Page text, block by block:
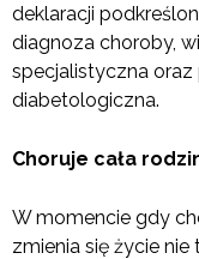
deklaracji
diagnoza choroby,
specjalistyczna
diabetologiczna.
Choruje cała
W momencie gdy
zmienia się życie